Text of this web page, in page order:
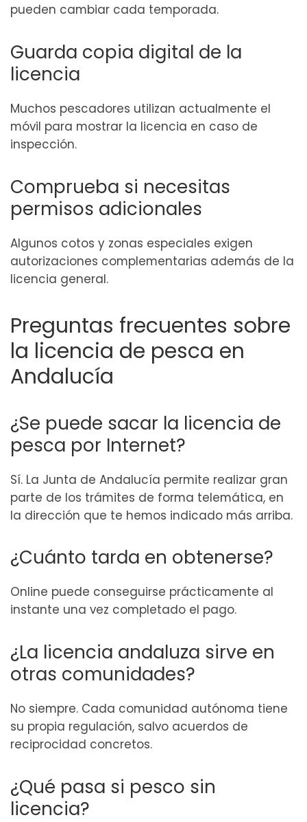
pueden cambiar cada temporada.
Guarda copia digital de la
licencia
Muchos pescadores utilizan actualmente el
móvil para mostrar la licencia en caso de
inspección.
Comprueba si necesitas
permisos adicionales
Algunos cotos y zonas especiales exigen
autorizaciones complementarias además de la
licencia general.
Preguntas frecuentes sobre
la licencia de pesca en
Andalucía
¿Se puede sacar la licencia de
pesca por Internet?
Sí. La Junta de Andalucía permite realizar gran
parte de los trámites de forma telemática, en
la dirección que te hemos indicado más arriba.
¿Cuánto tarda en obtenerse?
Online puede conseguirse prácticamente al
instante una vez completado el pago.
¿La licencia andaluza sirve en
otras comunidades?
No siempre. Cada comunidad autónoma tiene
su propia regulación, salvo acuerdos de
reciprocidad concretos.
¿Qué pasa si pesco sin
licencia?